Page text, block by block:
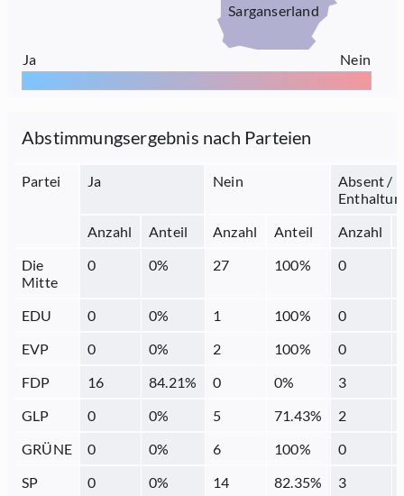
Sarganserland
Ja Nein
Abstimmungsergebnis nach Parteien
Partei Ja Nein
Absent /
Anzahl
Anteil Anzahl Anteil Anzahl
Die
Mitte
0 0% 27 100% 0
EDU 0 0% 1 100% 0
EVP
0 0% 2 100% 0
FDP
16 84.21% 0 0% 3
GLP
0 0% 5 71.43% 2
GRÜNE
0 0% 6 100% 0
SP
0 0% 14 82.35% 3